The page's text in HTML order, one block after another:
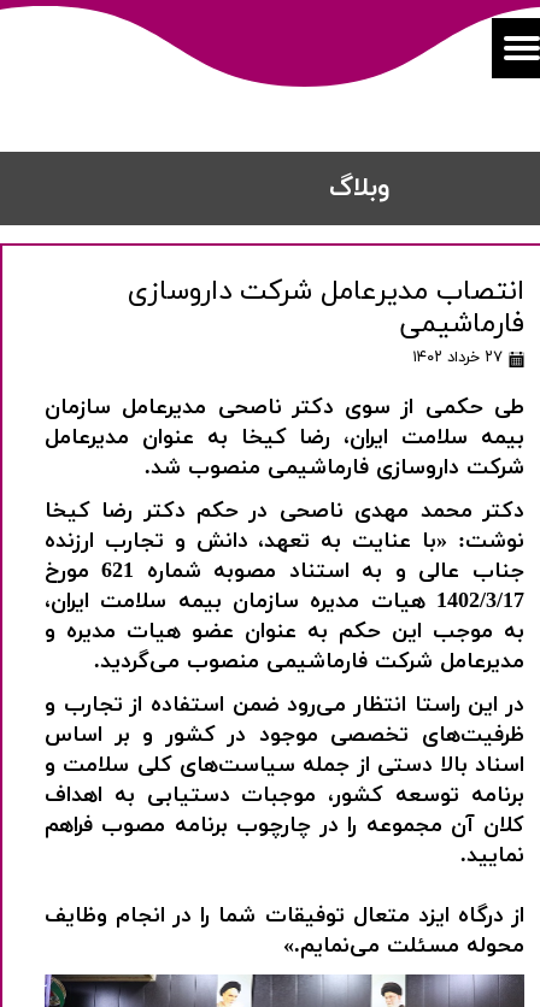
​​وبلاگ
انتصاب مدیرعامل شرکت داروسازی
فارماشیمی
۲۷ خرداد ۱۴۰۲
طی حکمی از سوی دکتر ناصحی مدیرعامل سازمان
بیمه سلامت ایران، رضا کیخا به عنوان مدیرعامل
شرکت داروسازی فارماشیمی منصوب شد.
دکتر محمد مهدی ناصحی در حکم دکتر رضا کیخا
نوشت: «با عنایت به تعهد، دانش و تجارب ارزنده
جناب عالی و به استناد مصوبه شماره 621 مورخ
1402/3/17 هیات مدیره سازمان بیمه سلامت ایران،
به موجب این حکم به عنوان عضو هیات مدیره و
مدیرعامل شرکت فارماشیمی منصوب می‌گردید.
در این راستا انتظار می‌رود ضمن استفاده از تجارب و
ظرفیت‌های تخصصی موجود در کشور و بر اساس
اسناد بالا دستی از جمله سیاست‌های کلی سلامت و
برنامه توسعه کشور، موجبات دستیابی به اهداف
کلان آن مجموعه را در چارچوب برنامه مصوب فراهم
نمایید.
از درگاه ایزد متعال توفیقات شما را در انجام وظایف
محوله مسئلت می‌نمایم.»